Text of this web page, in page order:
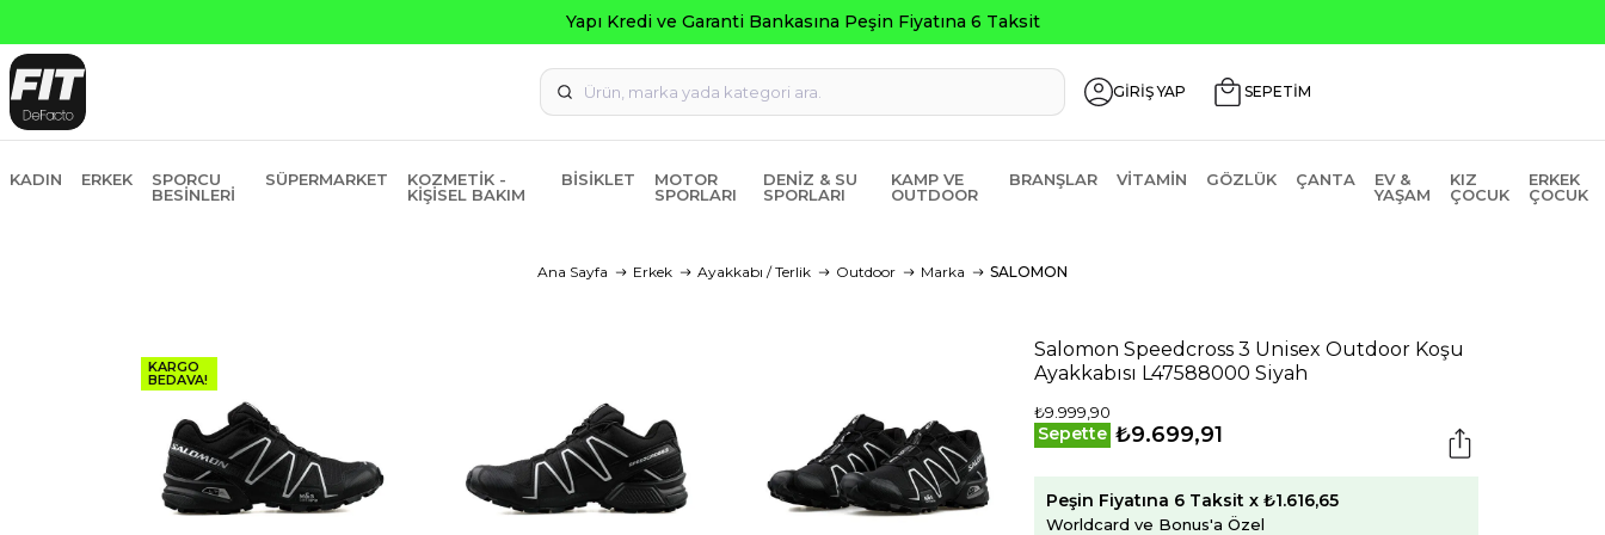
Yapı Kredi ve Garanti Bankasına Peşin Fiyatına 6 Taksit
GİRİŞ YAP SEPETİM
KADIN ERKEK
SPORCU
BESINLERI
SÜPERMARKET
KOZMETIK -
KIŞISEL BAKIM
BISIKLET
MOTOR
SPORLARI
DENIZ & SU
SPORLARI
KAMP VE
OUTDOOR
BRANŞLAR VITAMIN GÖZLÜK ÇANTA
EV &
YAŞAM
KIZ
ÇOCUK
ERKEK
ÇOCUK
Ana Sayfa Erkek Ayakkabı / Terlik Outdoor Marka SALOMON
KARGO
BEDAVA!
Salomon Speedcross 3 Unisex Outdoor Koşu
Ayakkabısı L47588000 Siyah
₺9.999,90
Sepette ₺9.699,91
Peşin Fiyatına 6 Taksit x ₺1.616,65
Worldcard ve Bonus'a Özel